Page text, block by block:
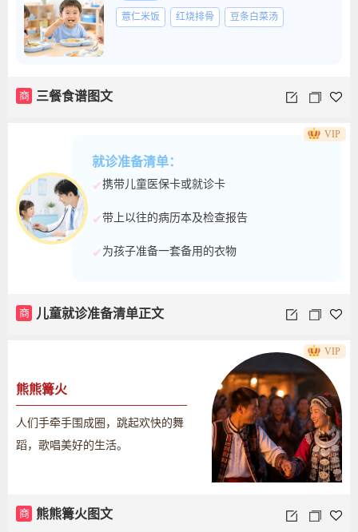
薏仁米饭 红烧排骨 豆条白菜汤
商 三餐食谱图文
就诊准备清单：
✔携带儿童医保卡或就诊卡
✔带上以往的病历本及检查报告
✔ 为孩子准备一套备用的衣物
商 儿童就诊准备清单正文
VIP
熊熊篝火
人们手牵手围成圈，跳起欢快的舞
蹈，歌唱美好的生活。
商 熊熊篝火图文
VIP